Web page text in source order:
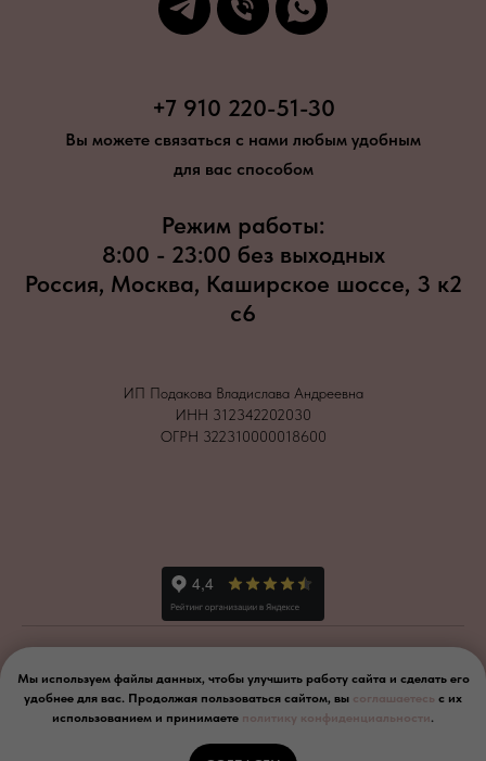
+7 910 220-51-30
Вы можете связаться с нами любым удобным
для вас способом
Режим работы:
8:00 - 23:00 без выходных
Россия, Москва, Каширское шоссе, 3 к2
с6
ИП Подакова Владислава Андреевна
ИНН 312342202030
ОГРН 322310000018600
Согласие Политика конфиденциальности
2026
Мы используем файлы данных, чтобы улучшить работу сайта и сделать его
удобнее для вас. Продолжая пользоваться сайтом, вы соглашаетесь с их
использованием и принимаете политику конфиденциальности.